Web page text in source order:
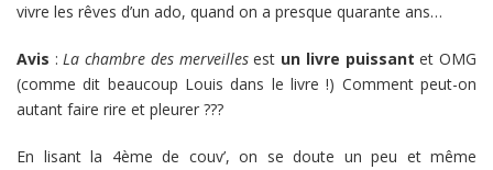
vivre les rêves d’un ado, quand on a presque quarante ans…
Avis :La chambre des merveillesest un livre puissant et OMG
(comme dit beaucoup Louis dans le livre !) Comment peut-on
autant faire rire et pleurer ???
En lisant la 4ème de couv’, on se doute un peu et même